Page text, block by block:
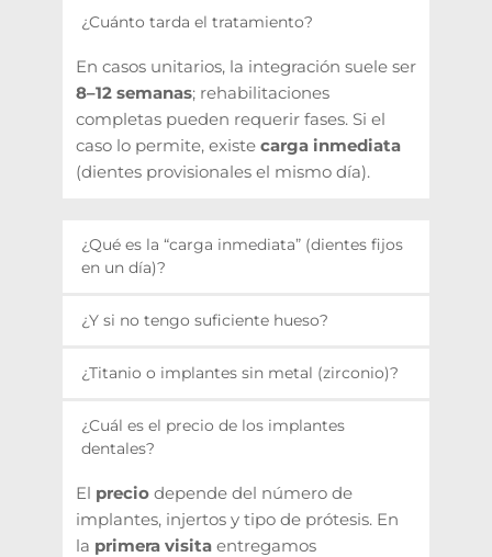
más rápido si las piezas adyacentes
estudio inicial.
Con anestesia local (y sedación si lo
Tras la cirugía puede haber molestias
leves 24–72 h que se controlan con
medicación.
¿Cuánto tarda el tratamiento?
En casos unitarios, la integración suele ser
8–12 semanas; rehabilitaciones
completas pueden requerir fases. Si el
caso lo permite, existe carga inmediata
(dientes provisionales el mismo día).
¿Qué es la “carga inmediata” (dientes fijos
en un día)?
Colocar una prótesis provisional fija el
estabilidad inicial y del estado del hueso.
¿Y si no tengo suficiente hueso?
Podemos realizar injerto óseo
o
recuperar volumen y colocar el implante
con seguridad.
¿Titanio o implantes sin metal (zirconio)?
El titanio es el estándar por evidencia y
versatilidad. El
concretas. Recomendamos según tu
caso.
¿Cuál es el precio de los implantes
dentales?
El precio depende del número de
implantes, injertos y tipo de prótesis. En
la primera visita
entregamos